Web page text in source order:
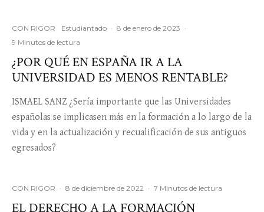
CON RIGOR Estudiantado · 8 de enero de 2023 ·
9 Minutos de lectura
¿POR QUÉ EN ESPAÑA IR A LA
UNIVERSIDAD ES MENOS RENTABLE?
ISMAEL SANZ ¿Sería importante que las Universidades
españolas se implicasen más en la formación a lo largo de la
vida y en la actualización y recualificación de sus antiguos
egresados?
CON RIGOR · 8 de diciembre de 2022 · 7 Minutos de lectura
EL DERECHO A LA FORMACIÓN